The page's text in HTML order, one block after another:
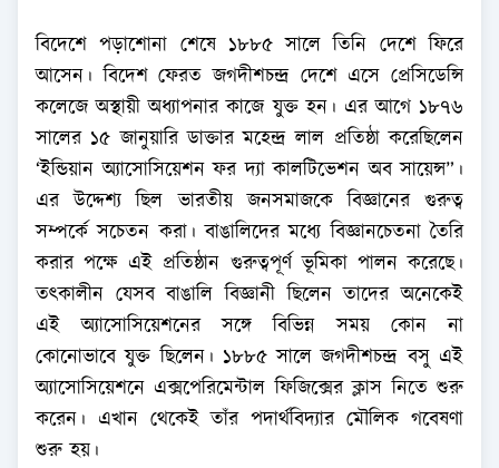
বিদেশে পড়াশোনা শেষে ১৮৮৫ সালে তিনি দেশে ফিরে
আসেন। বিদেশ ফেরত জগদীশচন্দ্র দেশে এসে প্রেসিডেন্সি
কলেজে অস্থায়ী অধ্যাপনার কাজে যুক্ত হন। এর আগে ১৮৭৬
সালের ১৫ জানুয়ারি ডাক্তার মহেন্দ্র লাল প্রতিষ্ঠা করেছিলেন
‘ইন্ডিয়ান অ্যাসোসিয়েশন ফর দ্যা কালটিভেশন অব সায়েন্স”।
এর উদ্দেশ্য ছিল ভারতীয় জনসমাজকে বিজ্ঞানের গুরুত্ব
সম্পর্কে সচেতন করা। বাঙালিদের মধ্যে বিজ্ঞানচেতনা তৈরি
করার পক্ষে এই প্রতিষ্ঠান গুরুত্বপূর্ণ ভূমিকা পালন করেছে।
তৎকালীন যেসব বাঙালি বিজ্ঞানী ছিলেন তাদের অনেকেই
এই অ্যাসোসিয়েশনের সঙ্গে বিভিন্ন সময় কোন না
কোনোভাবে যুক্ত ছিলেন। ১৮৮৫ সালে জগদীশচন্দ্র বসু এই
অ্যাসোসিয়েশনে এক্সপেরিমেন্টাল ফিজিক্সের ক্লাস নিতে শুরু
করেন। এখান থেকেই তাঁর পদার্থবিদ্যার মৌলিক গবেষণা
শুরু হয়।